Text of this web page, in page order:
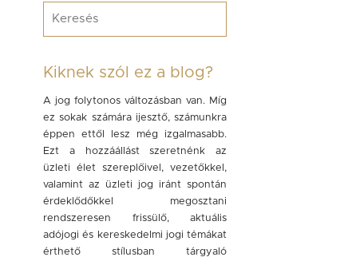
Kiknek szól ez a blog?
A jog folytonos változásban van. Míg
ez sokak számára ijesztő, számunkra
éppen ettől lesz még izgalmasabb.
Ezt a hozzáállást szeretnénk az
üzleti élet szereplőivel, vezetőkkel,
valamint az üzleti jog iránt spontán
érdeklődőkkel megosztani
rendszeresen frissülő, aktuális
adójogi és kereskedelmi jogi témákat
érthető stílusban tárgyaló